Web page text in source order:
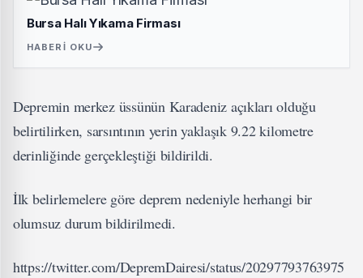
Bursa Halı Yıkama Firması
HABERI OKU
Depremin merkez üssünün Karadeniz açıkları olduğu
belirtilirken, sarsıntının yerin yaklaşık 9.22 kilometre
derinliğinde gerçekleştiği bildirildi.
İlk belirlemelere göre deprem nedeniyle herhangi bir
olumsuz durum bildirilmedi.
https://twitter.com/DepremDairesi/status/20297793763975